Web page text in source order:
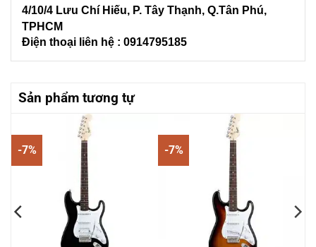
4/10/4 Lưu Chí Hiếu, P. Tây Thạnh, Q.Tân Phú,
TPHCM
Điện thoại liên hệ : 0914795185
Sản phẩm tương tự
-7% -7%